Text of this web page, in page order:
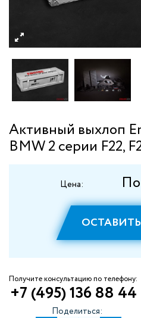
Активный выхлоп
BMW 2 серии F22,
Цена:
Получите консультацию по телефону:
+7 (495) 136 88 44
Поделиться: